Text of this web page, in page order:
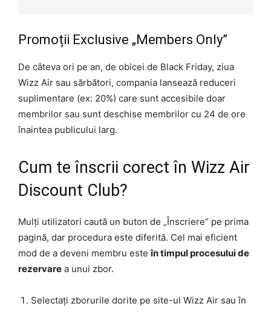
Promoții Exclusive „Members Only”
De câteva ori pe an, de obicei de Black Friday, ziua
Wizz Air sau sărbători, compania lansează reduceri
suplimentare (ex: 20%) care sunt accesibile doar
membrilor sau sunt deschise membrilor cu 24 de ore
înaintea publicului larg.
Cum te înscrii corect în Wizz Air
Discount Club?
Mulți utilizatori caută un buton de „Înscriere” pe prima
pagină, dar procedura este diferită. Cel mai eficient
mod de a deveni membru esteîn timpul procesului de
rezervare a unui zbor.
Selectați zborurile dorite pe site-ul Wizz Air sau în